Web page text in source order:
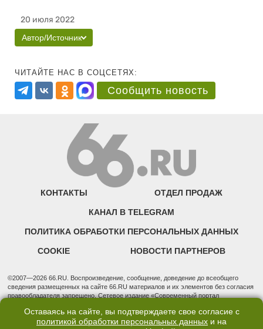
20 июля 2022
Автор/Источник
ЧИТАЙТЕ НАС В СОЦСЕТЯХ:
Сообщить новость
КОНТАКТЫ ОТДЕЛ ПРОДАЖ
КАНАЛ В TELEGRAM
ПОЛИТИКА ОБРАБОТКИ ПЕРСОНАЛЬНЫХ ДАННЫХ
COOKIE НОВОСТИ ПАРТНЕРОВ
©2007—2026 66.RU. Воспроизведение, сообщение, доведение до всеобщего
сведения размещенных на сайте 66.RU материалов и их элементов без согласия
правообладателя запрещено. Сетевое издание «Современный портал
надзору в сфере связи, информационных технологий и массовых коммуникаций
(Роскомнадзор). Регистрационный номер ЭЛ № ФС 77 - 76634 от 02.09.2019
Оставаясь на сайте, вы подтверждаете свое согласие с
политикой обработки персональных данных и на